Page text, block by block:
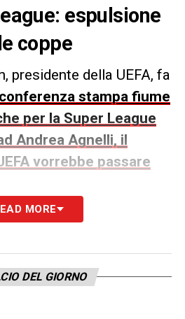
espulsione
coppe
presidente della UEFA, fa
stampa fiume
per la Super League
Andrea Agnelli, il
vorrebbe passare
Sky Sport,Ceferin
in corsa in
MORE
DEL GIORNO